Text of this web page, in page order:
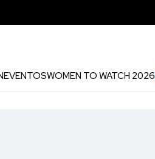
EVENTOSWOMEN TO WATCH 2026